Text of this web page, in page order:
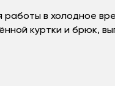
в холодное
куртки и брюк,